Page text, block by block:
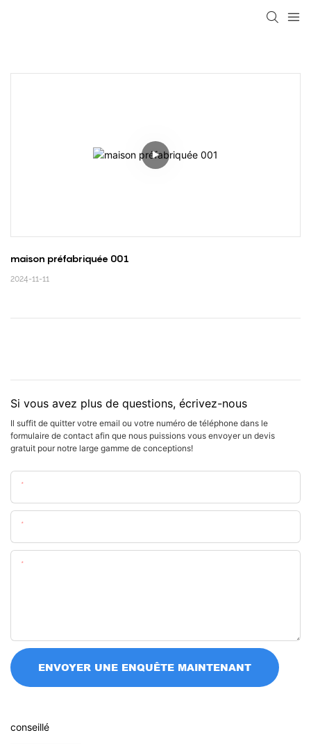
maison préfabriquée 001
2024-11-11
Si vous avez plus de questions, écrivez-nous
Il suffit de quitter votre email ou votre numéro de téléphone dans le
formulaire de contact afin que nous puissions vous envoyer un devis
gratuit pour notre large gamme de conceptions!
ENVOYER UNE ENQUÊTE MAINTENANT
conseillé